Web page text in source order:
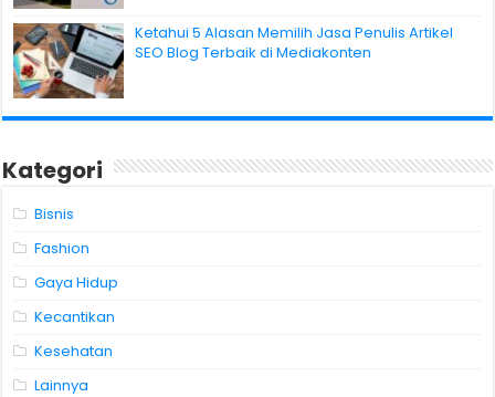
Ketahui 5 Alasan Memilih Jasa Penulis Artikel
SEO Blog Terbaik di Mediakonten
Kategori
Bisnis
Fashion
Gaya Hidup
Kecantikan
Kesehatan
Lainnya